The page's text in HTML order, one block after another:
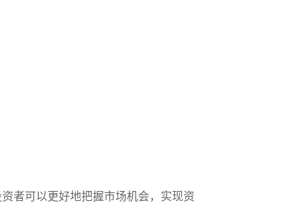
者可以更好地把握市场机会，实现资